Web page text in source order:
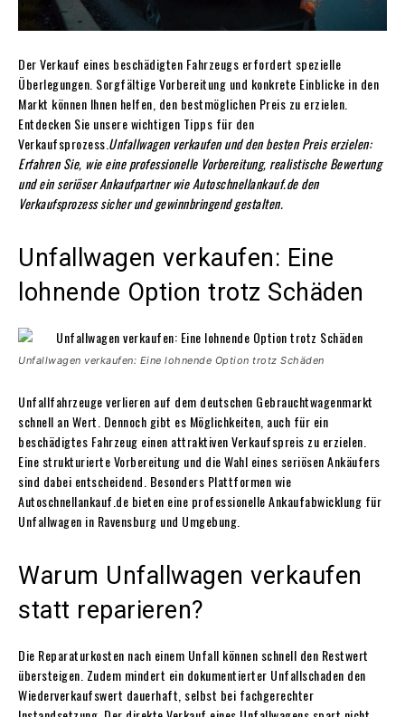
Der Verkauf eines beschädigten Fahrzeugs erfordert spezielle
Überlegungen. Sorgfältige Vorbereitung und konkrete Einblicke in den
Markt können Ihnen helfen, den bestmöglichen Preis zu erzielen.
Entdecken Sie unsere wichtigen Tipps für den
Verkaufsprozess. Unfallwagen verkaufen und den besten Preis erzielen:
Erfahren Sie, wie eine professionelle Vorbereitung, realistische Bewertung
und ein seriöser Ankaufpartner wie Autoschnellankauf.de den
Verkaufsprozess sicher und gewinnbringend gestalten.
Unfallwagen verkaufen: Eine
lohnende Option trotz Schäden
Unfallwagen verkaufen: Eine lohnende Option trotz Schäden
Unfallfahrzeuge verlieren auf dem deutschen Gebrauchtwagenmarkt
schnell an Wert. Dennoch gibt es Möglichkeiten, auch für ein
beschädigtes Fahrzeug einen attraktiven Verkaufspreis zu erzielen.
Eine strukturierte Vorbereitung und die Wahl eines seriösen Ankäufers
sind dabei entscheidend. Besonders Plattformen wie
Autoschnellankauf.de bieten eine professionelle Ankaufabwicklung für
Unfallwagen in Ravensburg und Umgebung.
Warum Unfallwagen verkaufen
statt reparieren?
Die Reparaturkosten nach einem Unfall können schnell den Restwert
übersteigen. Zudem mindert ein dokumentierter Unfallschaden den
Wiederverkaufswert dauerhaft, selbst bei fachgerechter